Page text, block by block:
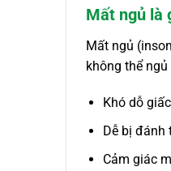
Mất ngủ là
Mất ngủ
không thể
Khó dỗ
Dễ bị đánh
Cảm giác